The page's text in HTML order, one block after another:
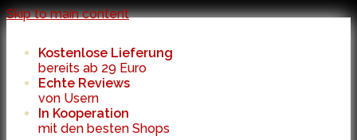
Skip to main content
Kostenlose Lieferung
bereits ab 29 Euro
Echte Reviews
von Usern
In Kooperation
mit den besten Shops